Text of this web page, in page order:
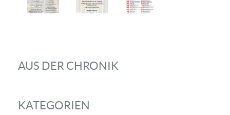
AUS DER CHRONIK
KATEGORIEN